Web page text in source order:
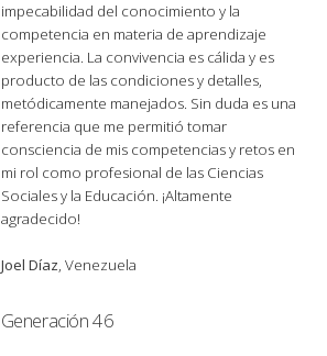
impecabilidad del conocimiento y la
competencia en materia de aprendizaje
experiencia. La convivencia es cálida y es
producto de las condiciones y detalles,
metódicamente manejados. Sin duda es una
referencia que me permitió tomar
consciencia de mis competencias y retos en
mi rol como profesional de las Ciencias
Sociales y la Educación. ¡Altamente
agradecido!
Joel Díaz, Venezuela
Generación 46